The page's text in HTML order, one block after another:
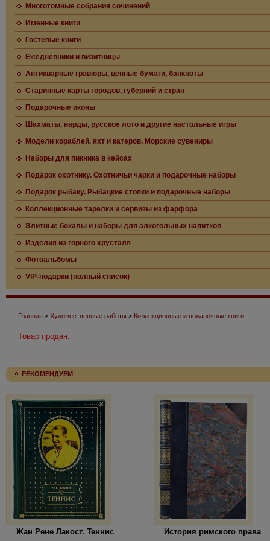
Многотомные собрания сочинений
Именные книги
Гостевые книги
Ежедневники и визитницы
Антикварные гравюры, ценные бумаги, банкноты
Старинные карты городов, губерний и стран
Подарочные иконы
Шахматы, нарды, русское лото и другие настольные игры
Модели кораблей, яхт и катеров. Морские сувениры
Наборы для пикника в кейсах
Подарок охотнику. Охотничьи чарки и подарочные наборы
Подарок рыбаку. Рыбацкие стопки и подарочные наборы
Коллекционные тарелки и сервизы из фарфора
Элитные бокалы и наборы для алкогольных напитков
Изделия из горного хрусталя
Фотоальбомы
VIP-подарки (полный список)
Главная > Художественные работы > Коллекционные и подарочные книги
Товар продан.
РЕКОМЕНДУЕМ
Жан Рене Лакост. Теннис История римского права